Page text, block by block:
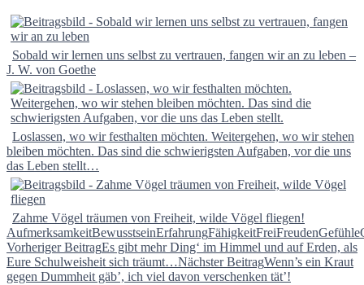
Sobald wir lernen uns selbst zu vertrauen, fangen wir an zu leben –
J. W. von Goethe
Loslassen, wo wir festhalten möchten. Weitergehen, wo wir stehen
bleiben möchten. Das sind die schwierigsten Aufgaben, vor die uns
das Leben stellt…
Zahme Vögel träumen von Freiheit, wilde Vögel fliegen!
AufmerksamkeitBewusstseinErfahrungFähigkeitFreiFreudenGefühle
Beitragsnavigation
Vorheriger BeitragEs gibt mehr Ding‘ im Himmel und auf Erden, als
Eure Schulweisheit sich träumt…Nächster BeitragWenn’s ein Kraut
gegen Dummheit gäb’, ich viel davon verschenken tät’!